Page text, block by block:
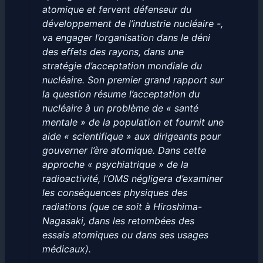
atomique et fervent défenseur du
développement de l’industrie nucléaire -,
va engager l’organisation dans le déni
des effets des rayons, dans une
stratégie d’acceptation mondiale du
nucléaire. Son premier grand rapport sur
la question résume l’acceptation du
nucléaire à un problème de « santé
mentale » de la population et fournit une
aide « scientifique » aux dirigeants pour
gouverner l’ère atomique. Dans cette
approche « psychiatrique » de la
radioactivité, l’OMS négligera d’examiner
les conséquences physiques des
radiations (que ce soit à Hiroshima-
Nagasaki, dans les retombées des
essais atomiques ou dans ses usages
médicaux).